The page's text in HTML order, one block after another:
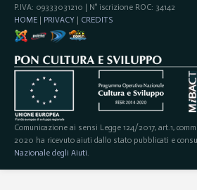
P.IVA: 09333031210 | N° iscrizione ROC: 34142
HOME| PRIVACY | CREDITS
Comunicazione ai sensi Legge 124/2017, art.1,
2020 ha ricevuto aiuti dallo stato pubblicati e
Nazionale degli Aiuti